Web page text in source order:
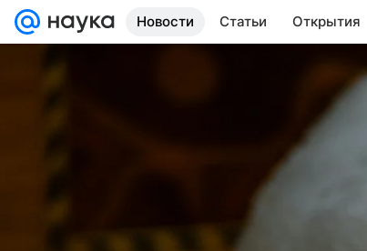
Новости Статьи Открытия